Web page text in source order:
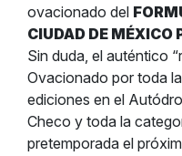
ovacionado del
CIUDAD DE
Sin duda, el auténtico
Ovacionado por toda
ediciones en el
Checo y toda la
pretemporada el